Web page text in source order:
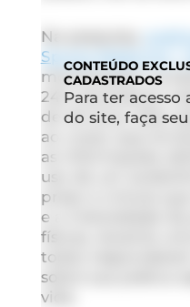
Na pesquisa,
Sports Medicine –
monitoraram os
242 voluntários,
de 40 anos. Eles
ao corpo que
as informações
uso de um
preso à cintura
e a intensidade da
físicas, durante
todos
sobre sua prática
vida.
CONTEÚDO
CADASTRADOS
Para ter
do site, faça